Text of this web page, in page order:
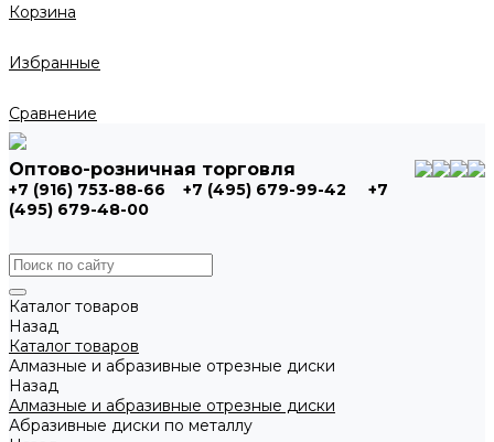
Корзина
Избранные
Сравнение
Оптово-розничная торговля
+7 (916) 753-88-66 +7 (495) 679-99-42
+7
(495) 679-48-00
Каталог товаров
Назад
Каталог товаров
Алмазные и абразивные отрезные диски
Назад
Алмазные и абразивные отрезные диски
Абразивные диски по металлу